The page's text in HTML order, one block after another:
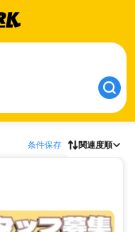
条件保存 関連度順